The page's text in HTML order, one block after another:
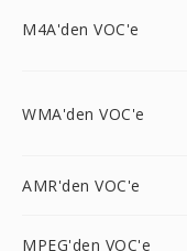
M4A'den VOC'e
WMA'den VOC'e
AMR'den VOC'e
MPEG'den VOC'e